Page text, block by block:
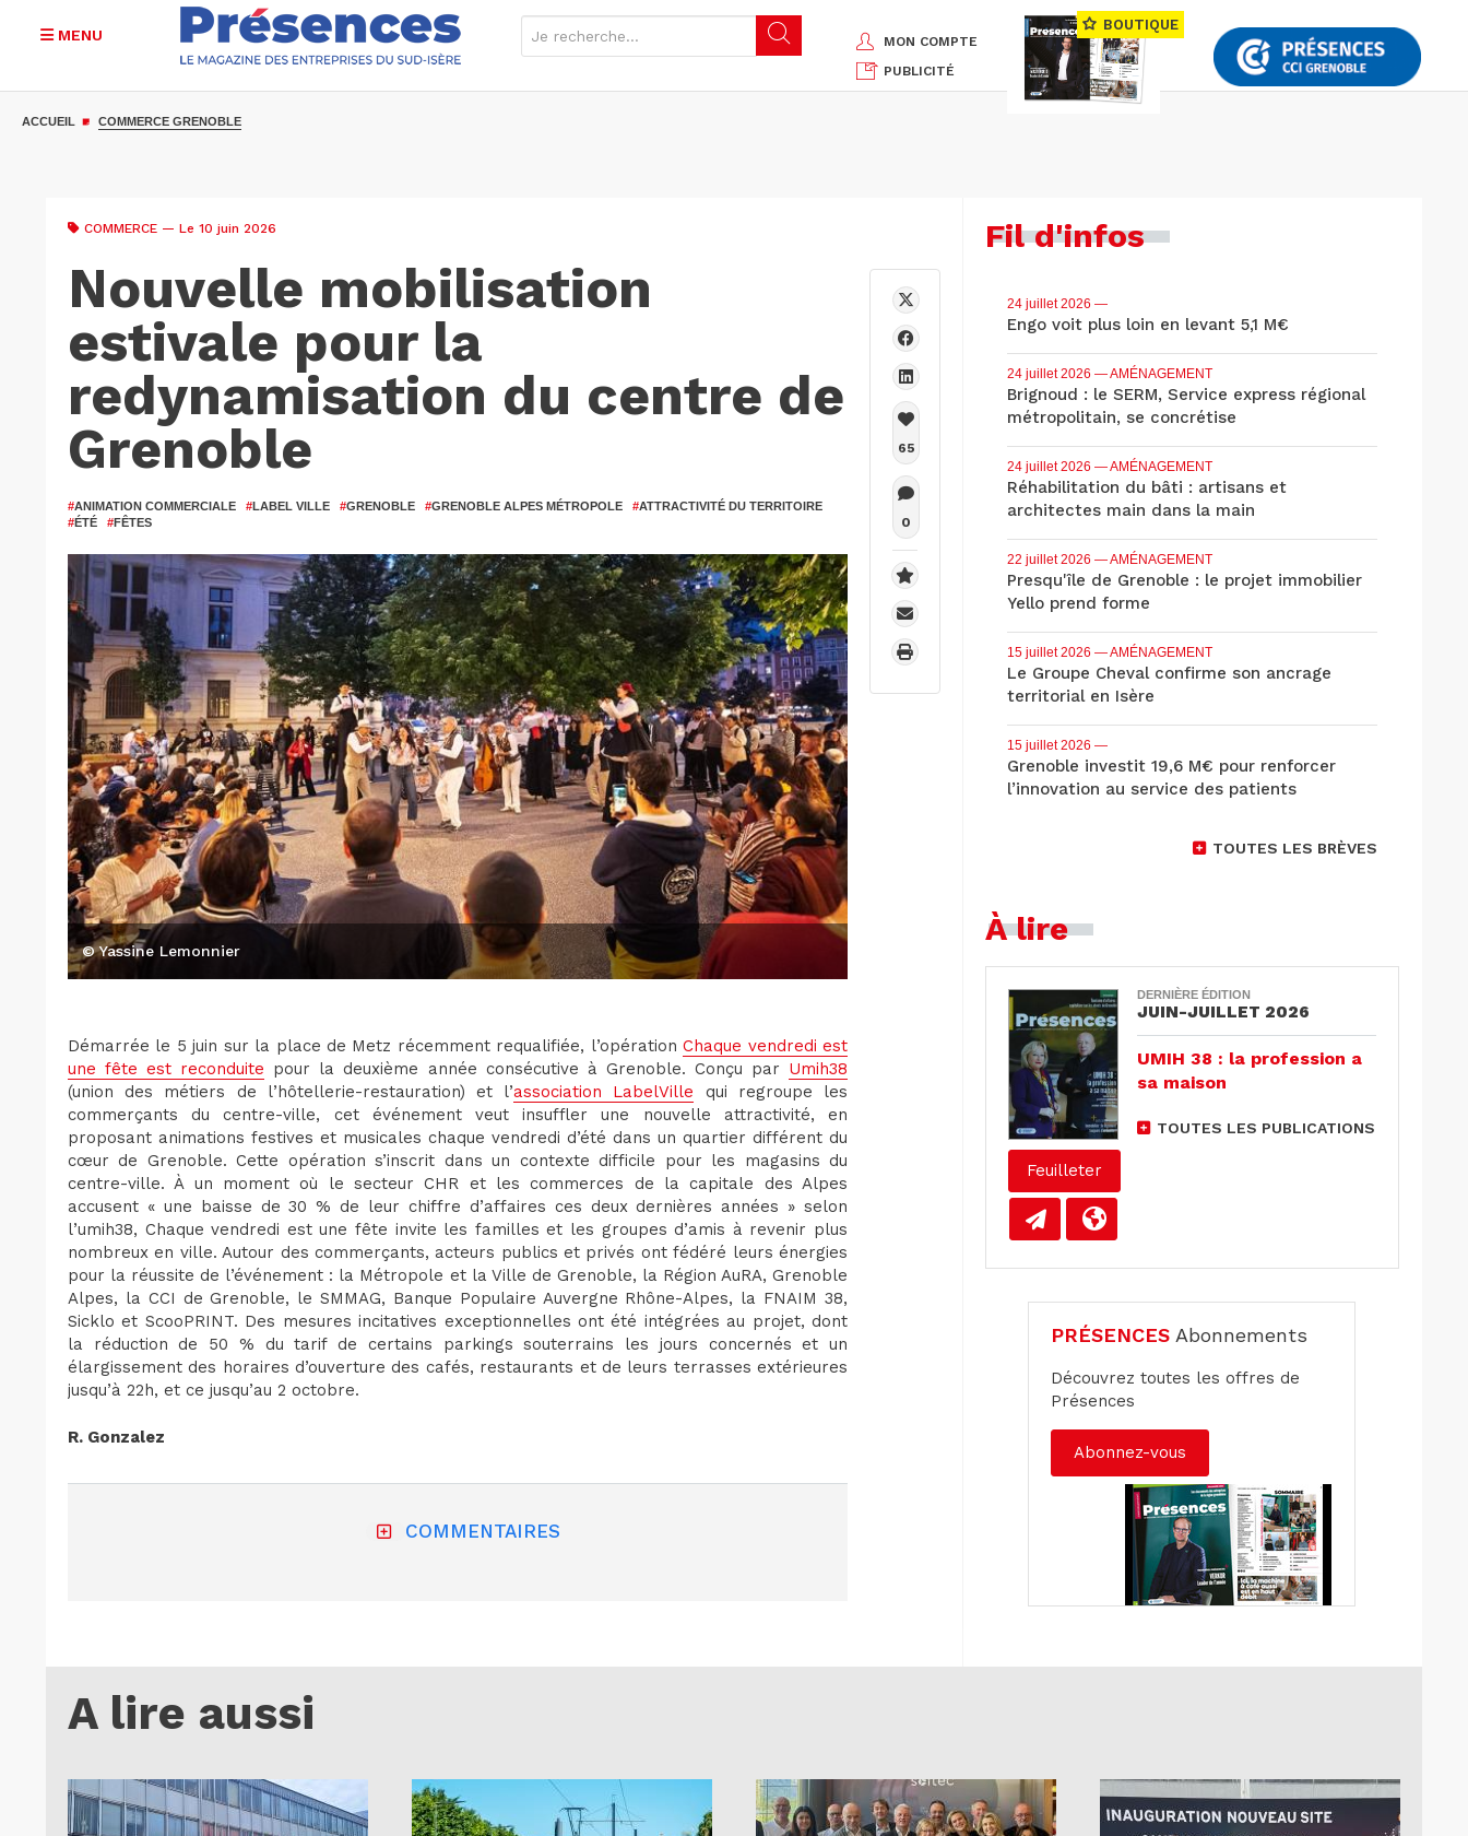
MENU
MON COMPTE
PUBLICITÉ
BOUTIQUE
ACCUEIL COMMERCE GRENOBLE
COMMERCE — Le 10 juin 2026
Nouvelle mobilisation
estivale pour la
redynamisation du centre de
Grenoble
#ANIMATION COMMERCIALE #LABEL VILLE #GRENOBLE #GRENOBLE ALPES MÉTROPOLE #ATTRACTIVITÉ DU TERRITOIRE
#ÉTÉ #FÊTES
© Yassine Lemonnier
Démarrée le 5 juin sur la place de Metz récemment requalifiée, l’opérationChaque vendredi est
une fête est reconduite pour la deuxième année consécutive à Grenoble. Conçu par Umih38
(union des métiers de l’hôtellerie-restauration) et l’association LabelVille qui regroupe les
commerçants du centre-ville, cet événement veut insuffler une nouvelle attractivité, en
proposant animations festives et musicales chaque vendredi d’été dans un quartier différent du
cœur de Grenoble. Cette opération s’inscrit dans un contexte difficile pour les magasins du
centre-ville. À un moment où le secteur CHR et les commerces de la capitale des Alpes
accusent « une baisse de 30 % de leur chiffre d’affaires ces deux dernières années » selon
l’umih38, Chaque vendredi est une fête invite les familles et les groupes d’amis à revenir plus
nombreux en ville. Autour des commerçants, acteurs publics et privés ont fédéré leurs énergies
pour la réussite de l’événement : la Métropole et la Ville de Grenoble, la Région AuRA, Grenoble
Alpes, la CCI de Grenoble, le SMMAG, Banque Populaire Auvergne Rhône-Alpes, la FNAIM 38,
Sicklo et ScooPRINT. Des mesures incitatives exceptionnelles ont été intégrées au projet, dont
la réduction de 50 % du tarif de certains parkings souterrains les jours concernés et un
élargissement des horaires d’ouverture des cafés, restaurants et de leurs terrasses extérieures
jusqu’à 22h, et ce jusqu’au 2 octobre.
R. Gonzalez
COMMENTAIRES
65
0
Fil d'infos
24 juillet 2026 —
Engo voit plus loin en levant 5,1 M€
24 juillet 2026 — AMÉNAGEMENT
Brignoud : le SERM, Service express régional
métropolitain, se concrétise
24 juillet 2026 — AMÉNAGEMENT
Réhabilitation du bâti : artisans et
architectes main dans la main
22 juillet 2026 — AMÉNAGEMENT
Presqu'île de Grenoble : le projet immobilier
Yello prend forme
15 juillet 2026 — AMÉNAGEMENT
Le Groupe Cheval confirme son ancrage
territorial en Isère
15 juillet 2026 —
Grenoble investit 19,6 M€ pour renforcer
l’innovation au service des patients
TOUTES LES BRÈVES
À lire
Feuilleter
DERNIÈRE ÉDITION
JUIN-JUILLET 2026
UMIH 38 : la profession a
sa maison
TOUTES LES PUBLICATIONS
PRÉSENCES Abonnements
Découvrez toutes les offres de
Présences
Abonnez-vous
A lire aussi